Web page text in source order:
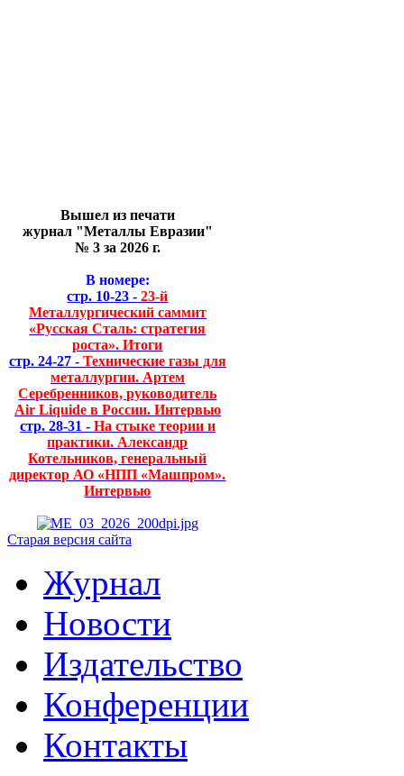
Вышел из печати
журнал "Металлы Евразии"
№ 3 за 2026 г.
В номере:
стр. 10-23 - 23-й
Металлургический саммит
«Русская Сталь: стратегия
роста». Итоги
стр. 24-27 - Технические газы для
металлургии. Артем
Серебренников, руководитель
Air Liquide в России. Интервью
стр. 28-31 - На стыке теории и
практики. Александр
Котельников, генеральный
директор АО «НПП «Машпром».
Интервью
Старая версия сайта
Журнал
Новости
Издательство
Конференции
Контакты